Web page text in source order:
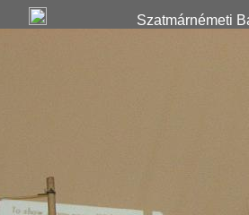
Szatmárnémeti